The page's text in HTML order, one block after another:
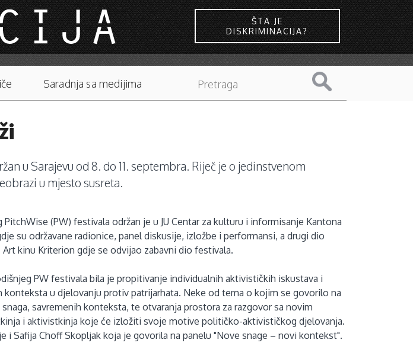
ŠTA JE
DISKRIMINACIJA?
Saradnja sa medijima
u Sarajevu od 8. do 11. septembra. Riječ je o jedinstvenom
u mjesto susreta.
(PW) festivala održan je u JU Centar za kulturu i informisanje Kantona
su održavane radionice, panel diskusije, izložbe i performansi, a drugi dio
kinu Kriterion gdje se odvijao zabavni dio festivala.
PW festivala bila je propitivanje individualnih aktivističkih iskustava i
konteksta u djelovanju protiv patrijarhata. Neke od tema o kojim se govorilo na
savremenih konteksta, te otvaranja prostora za razgovor sa novim
i aktivistkinja koje će izložiti svoje motive političko-aktivističkog djelovanja.
i Safija Choff Skopljak koja je govorila na panelu "Nove snage – novi kontekst".